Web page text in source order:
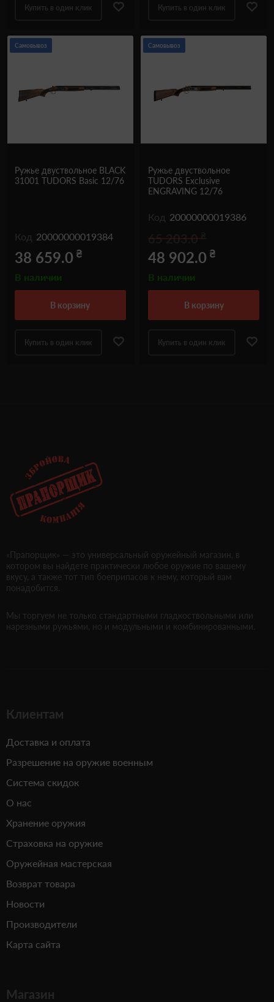
Купить в один клик Купить в один клик
Самовывоз
Ружье двуствольное BLACK
31001 TUDORS Basic 12/76
Код 20000000019384
38 659.0 ₴
В наличии
в корзину
Купить в один клик
Самовывоз
Ружье двуствольное
TUDORS Exclusive
ENGRAVING 12/76
Код 20000000019386
65 203.0
48 902.0 ₴
В наличии
в корзину
Купить в один клик
«Прапорщик» — это универсальный оружейный магазин, в
котором вы найдете практически любое оружие по вашему
вкусу, а также тот тип боеприпасов к нему, который вам
понадобится.
Мы торгуем не только стандартными гладкоствольными или
нарезными ружьями, но и модульными и комбинированными.
Клиентам
Доставка и оплата
Разрешение на оружие военным
Система скидок
О нас
Хранение оружия
Страховка на оружие
Оружейная мастерская
Возврат товара
Новости
Производители
Карта сайта
Магазин